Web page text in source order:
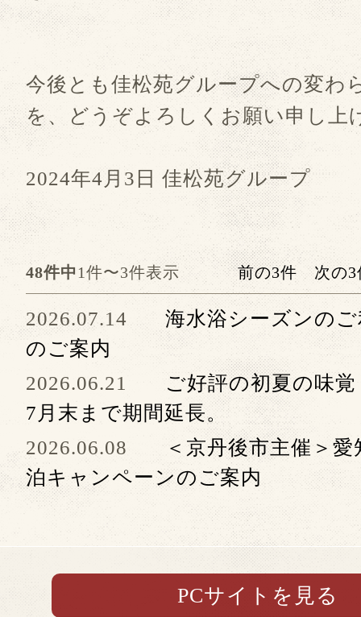
今後とも佳松苑グループへの変わ
を、どうぞよろしくお願い申し上
2024年4月3日 佳松苑グループ
48件中 1件〜3件表示 前の3件 次の3
2026.07.14
海水浴シーズンの
のご案内
2026.06.21
ご好評の初夏の味
7月末まで期間延長。
2026.06.08
＜京丹後市主催＞
泊キャンペーンのご案内
PCサイトを見る